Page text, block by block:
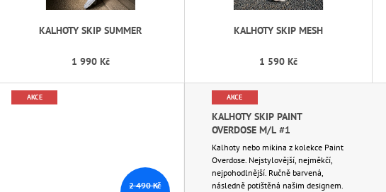
KALHOTY SKIP SUMMER
1 990 Kč
KALHOTY SKIP MESH
1 590 Kč
2 490 Kč
AKCE AKCE
KALHOTY SKIP PAINT
OVERDOSE M/L #1
Kalhoty nebo mikina z kolekce Paint
Overdose. Nejstylovější, nejměkčí,
nejpohodlnější. Ručně barvená,
následně potištěná našim designem.